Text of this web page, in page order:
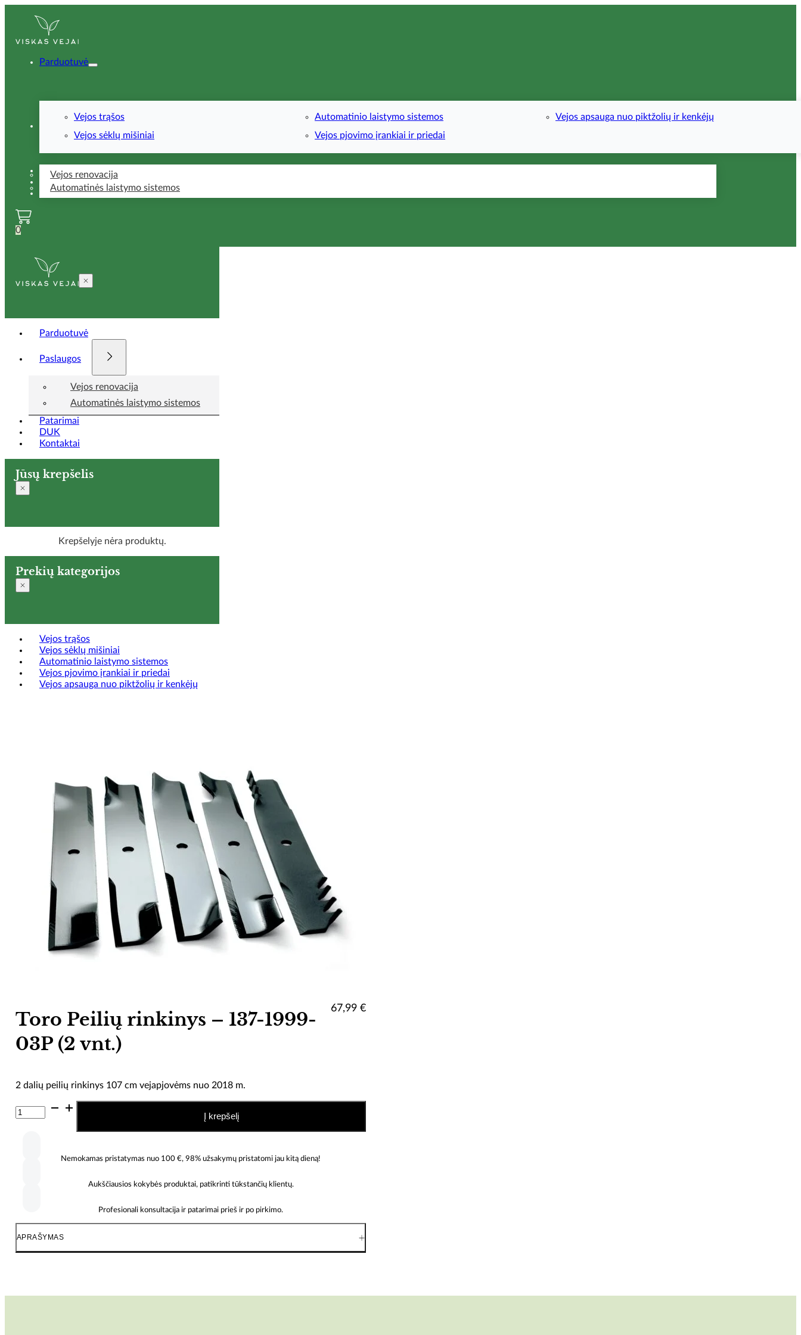
Parduotuvė
Vejos trąšos
Vejos sėklų mišiniai
Automatinio laistymo sistemos
Vejos pjovimo įrankiai ir priedai
Vejos apsauga nuo piktžolių ir kenkėjų
Vejos renovacija
Automatinės laistymo sistemos
Patarimai
DUK
Kontaktai
0
Parduotuvė
Paslaugos
Vejos renovacija
Automatinės laistymo sistemos
Patarimai
DUK
Kontaktai
Jūsų krepšelis
Krepšelyje nėra produktų.
Prekių kategorijos
Vejos trąšos
Vejos sėklų mišiniai
Automatinio laistymo sistemos
Vejos pjovimo įrankiai ir priedai
Vejos apsauga nuo piktžolių ir kenkėjų
Toro Peilių rinkinys – 137-1999-
03P (2 vnt.)
67,99 €
2 dalių peilių rinkinys 107 cm vejapjovėms nuo 2018 m.
produkto
kiekis:
Į krepšelį
Nemokamas pristatymas nuo 100 €, 98% užsakymų pristatomi jau kitą dieną!
Aukščiausios kokybės produktai, patikrinti tūkstančių klientų.
Profesionali konsultacija ir patarimai prieš ir po pirkimo.
APRAŠYMAS